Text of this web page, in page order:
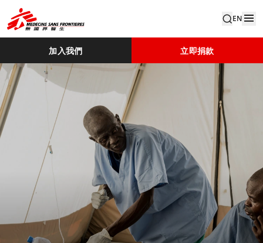
EN
加入我們 立即捐款